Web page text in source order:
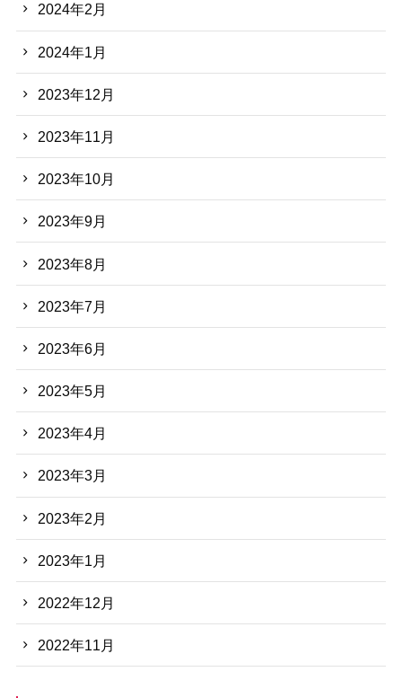
2024年2月
2024年1月
2023年12月
2023年11月
2023年10月
2023年9月
2023年8月
2023年7月
2023年6月
2023年5月
2023年4月
2023年3月
2023年2月
2023年1月
2022年12月
2022年11月